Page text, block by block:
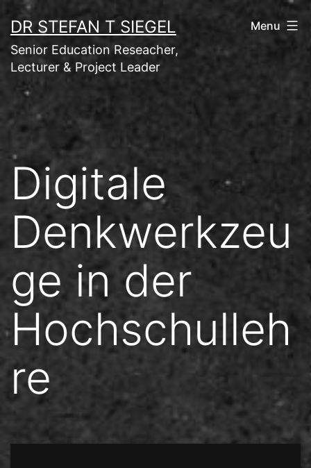
Skip
to
content
DR STEFAN T SIEGEL
Senior Education Reseacher,
Lecturer & Project Leader
Menu
Digitale
Denkwerkzeu
ge in der
Hochschulleh
re